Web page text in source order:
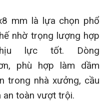
mm là lựa chọn phổ
nhờ trọng lượng hợp
lực tốt. Dòng
phù hợp làm dầm
trong nhà xưởng, cầu
an toàn vượt trội.